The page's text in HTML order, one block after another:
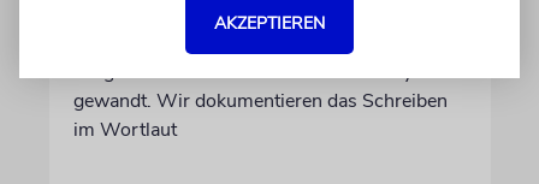
Felix Schotland, Vorstand der Synagogen-
Gemeinde Köln, an WDR-
Programmdirektorin Andrea Schafarczyk
gewandt. Wir dokumentieren das Schreiben
im Wortlaut
AKZEPTIEREN